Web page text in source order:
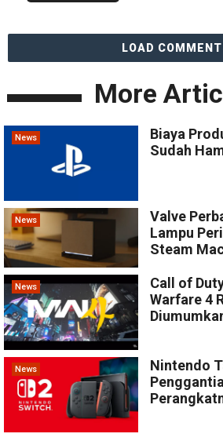
LOAD
More
News
Biaya
Sudah
News
Valve
Lampu
Steam
News
Call of
Warfare 4
News
Nintendo